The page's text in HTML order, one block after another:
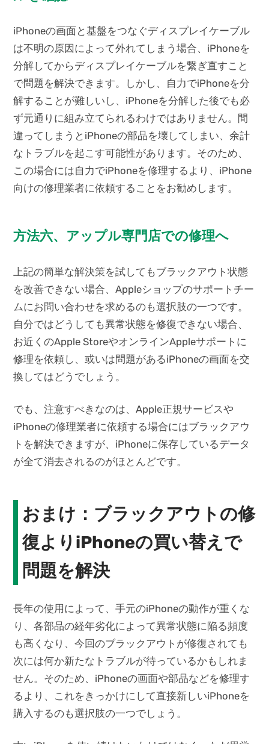
iPhoneの画面と基盤をつなぐディスプレイケーブル
は不明の原因によって外れてしまう場合、iPhoneを
分解してからディスプレイケーブルを繋ぎ直すこと
で問題を解決できます。しかし、自力でiPhoneを分
解することが難しいし、iPhoneを分解した後でも必
ず元通りに組み立てられるわけではありません。間
違ってしまうとiPhoneの部品を壊してしまい、余計
なトラブルを起こす可能性があります。そのため、
この場合には自力でiPhoneを修理するより、iPhone
向けの修理業者に依頼することをお勧めします。
方法六、アップル専門店での修理へ
上記の簡単な解決策を試してもブラックアウト状態
を改善できない場合、Appleショップのサポートチー
ムにお問い合わせを求めるのも選択肢の一つです。
自分ではどうしても異常状態を修復できない場合、
お近くのApple StoreやオンラインAppleサポートに
修理を依頼し、或いは問題があるiPhoneの画面を交
換してはどうでしょう。
でも、注意すべきなのは、Apple正規サービスや
iPhoneの修理業者に依頼する場合にはブラックアウ
トを解決できますが、iPhoneに保存しているデータ
が全て消去されるのがほとんどです。
おまけ：ブラックアウトの修
復よりiPhoneの買い替えで
問題を解決
長年の使用によって、手元のiPhoneの動作が重くな
り、各部品の経年劣化によって異常状態に陥る頻度
も高くなり、今回のブラックアウトが修復されても
次には何か新たなトラブルが待っているかもしれま
せん。そのため、iPhoneの画面や部品などを修理す
るより、これをきっかけにして直接新しいiPhoneを
購入するのも選択肢の一つでしょう。